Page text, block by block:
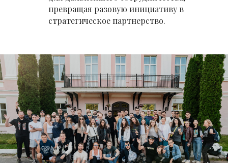
превращая разовую инициативу в
стратегическое партнерство.